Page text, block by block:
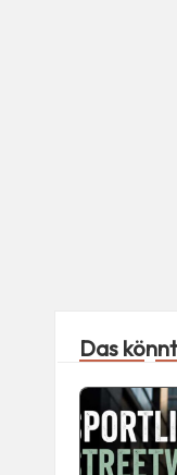
Das